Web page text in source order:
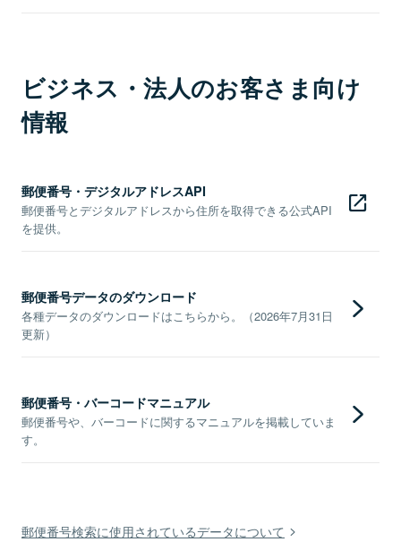
ビジネス・法人のお客さま向け
情報
郵便番号・デジタルアドレスAPI
郵便番号とデジタルアドレスから住所を取得できる公式API
を提供。
郵便番号データのダウンロード
各種データのダウンロードはこちらから。（2026年7月31日
更新）
郵便番号・バーコードマニュアル
郵便番号や、バーコードに関するマニュアルを掲載していま
す。
郵便番号検索に使用されているデータについて